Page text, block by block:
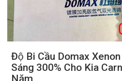
Độ Bi Cầu Domax
Sáng 300% Cho Kia
Năm